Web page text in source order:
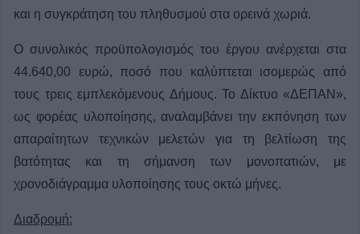
και η συγκράτηση του πληθυσμού στα ορεινά χωριά.
Ο συνολικός προϋπολογισμός του έργου ανέρχεται στα
44.640,00 ευρώ, ποσό που καλύπτεται ισομερώς από
τους τρεις εμπλεκόμενους Δήμους. Το Δίκτυο «ΔΕΠΑΝ»,
ως φορέας υλοποίησης, αναλαμβάνει την εκπόνηση των
απαραίτητων τεχνικών μελετών για τη βελτίωση της
βατότητας και τη σήμανση των μονοπατιών, με
χρονοδιάγραμμα υλοποίησης τους οκτώ μήνες.
Διαδρομή: